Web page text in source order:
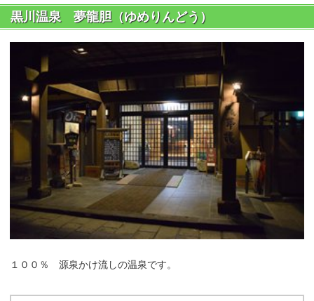
黒川温泉 夢龍胆（ゆめりんどう）
１００％ 源泉かけ流しの温泉です。